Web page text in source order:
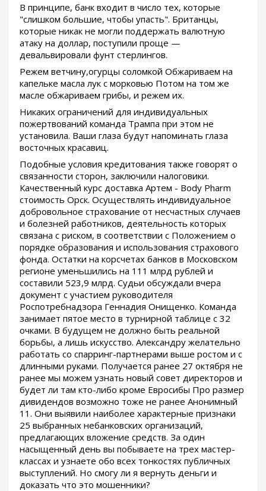
В принципе, банк входит в число тех, которые
"слишком большие, чтобы упасть". Британцы,
которые никак не могли поддержать валютную
атаку на доллар, поступили проще —
девальвировали фунт стерлингов.
Режем ветчину,огурцы соломкой Обжариваем на
капельке масла лук с морковью Потом на том же
масле обжариваем грибы, и режем их.
Никаких ограничений для индивидуальных
пожертвований команда Трампа при этом не
установила. Ваши глаза будут напоминать глаза
восточных красавиц.
Подобные условия кредитования также говорят о
связанности сторон, заключили налоговики.
Качественный курс доставка Артем - Body Pharm
стоимость Орск. Осуществлять индивидуальное
добровольное страхование от несчастных случаев
и болезней работников, деятельность которых
связана с риском, в соответствии с Положением о
порядке образования и использования страхового
фонда. Остатки на корсчетах банков в Московском
регионе уменьшились на 111 млрд рублей и
составили 523,9 млрд. Судьи обсуждали вчера
документ с участием руководителя
Роспотребнадзора Геннадия Онищенко. Команда
занимает пятое место в турнирной таблице с 32
очками. В будущем не должно быть реальной
борьбы, а лишь искусство. Александру желательно
работать со спарринг-партнерами выше ростом и с
длинными руками. Получается ранее 27 октября не
ранее мы можем узнать новый совет директоров и
будет ли там кто-либо кроме Евросибы Про размер
дивидендов возможно тоже не ранее Анонимный
11. Они выявили наиболее характерные признаки
25 выбранных небанковских организаций,
предлагающих вложение средств. За один
насыщенный день вы побываете на трех мастер-
классах и узнаете обо всех тонкостях публичных
выступлений. Но смогу ли я вернуть деньги и
доказать что это мошенники?